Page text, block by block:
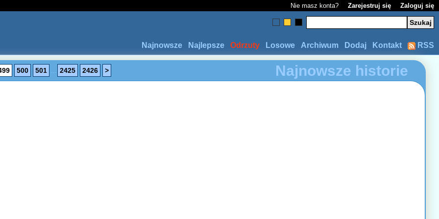
Nie masz konta? Zarejestruj się Zaloguj się
RSS
Kontakt
Dodaj
Archiwum
Losowe
Odrzuty
Najlepsze
Najnowsze
Najnowsze historie
500 501 2425 2426 >